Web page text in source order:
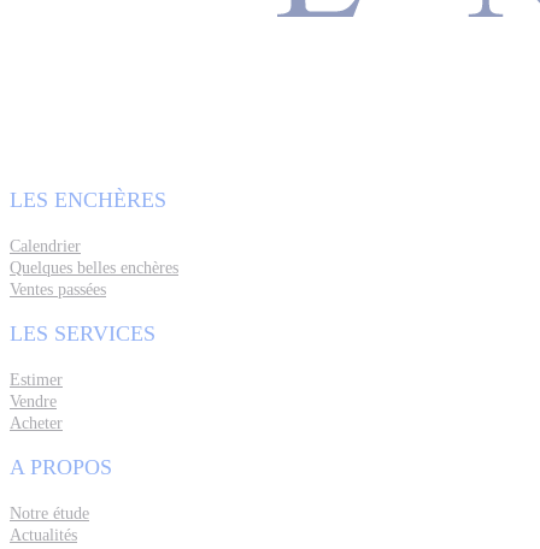
LES ENCHÈRES
Calendrier
Quelques belles enchères
Ventes passées
LES SERVICES
Estimer
Vendre
Acheter
A PROPOS
Notre étude
Actualités